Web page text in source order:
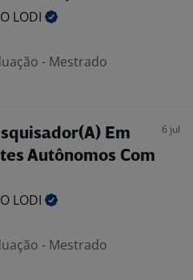
LODI
- Mestrado
Em
Autônomos Com
6 jul
LODI
- Mestrado